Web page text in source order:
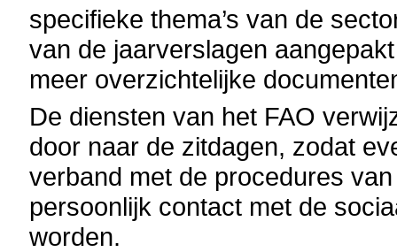
specifieke thema’s van de
van de jaarverslagen
meer overzichtelijke
De diensten van het FAO
door naar de zitdagen, zodat
verband met de procedures
persoonlijk contact met de
worden.